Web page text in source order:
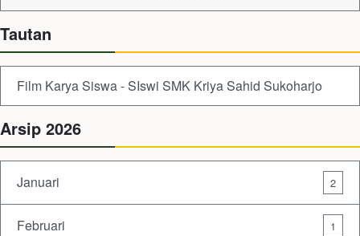
Tautan
Film Karya Siswa - SIswi SMK Kriya Sahid Sukoharjo
Arsip 2026
Januari 2
Februari 1